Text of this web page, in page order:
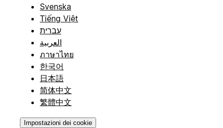
Svenska
Tiếng Việt
עברית
العربية
ภาษาไทย
한국어
日本語
简体中文
繁體中文
Impostazioni dei cookie